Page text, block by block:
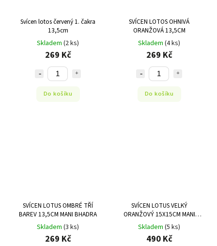
Svícen lotos červený 1. čakra
13,5cm
Skladem (2 ks)
269 Kč
Do košíku
SVÍCEN LOTOS OHNIVÁ
ORANŽOVÁ 13,5CM
Skladem (4 ks)
269 Kč
Do košíku
SVÍCEN LOTUS OMBRÉ TŘÍ
BAREV 13,5CM MANI BHADRA
Skladem (3 ks)
269 Kč
SVÍCEN LOTUS VELKÝ
ORANŽOVÝ 15X15CM MANI
BHADRA
Skladem (5 ks)
490 Kč